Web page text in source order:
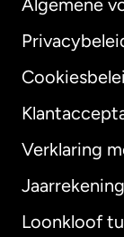
Algemene
Verklaring
Loonkloof